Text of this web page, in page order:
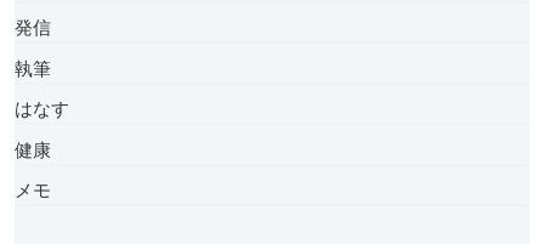
発信
執筆
はなす
健康
メモ